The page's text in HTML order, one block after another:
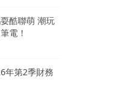
酷聯萌 潮玩
電！
年第2季財務